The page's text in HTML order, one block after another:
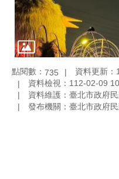
點閱數： 735
資料更新
資料檢視：112-02-09
資料維護：臺北市政府
發布機關：臺北市政府